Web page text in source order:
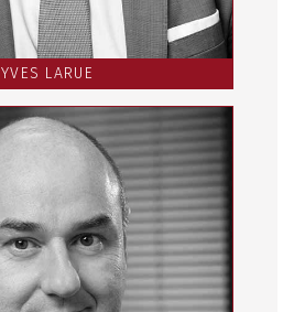
YVES LARUE